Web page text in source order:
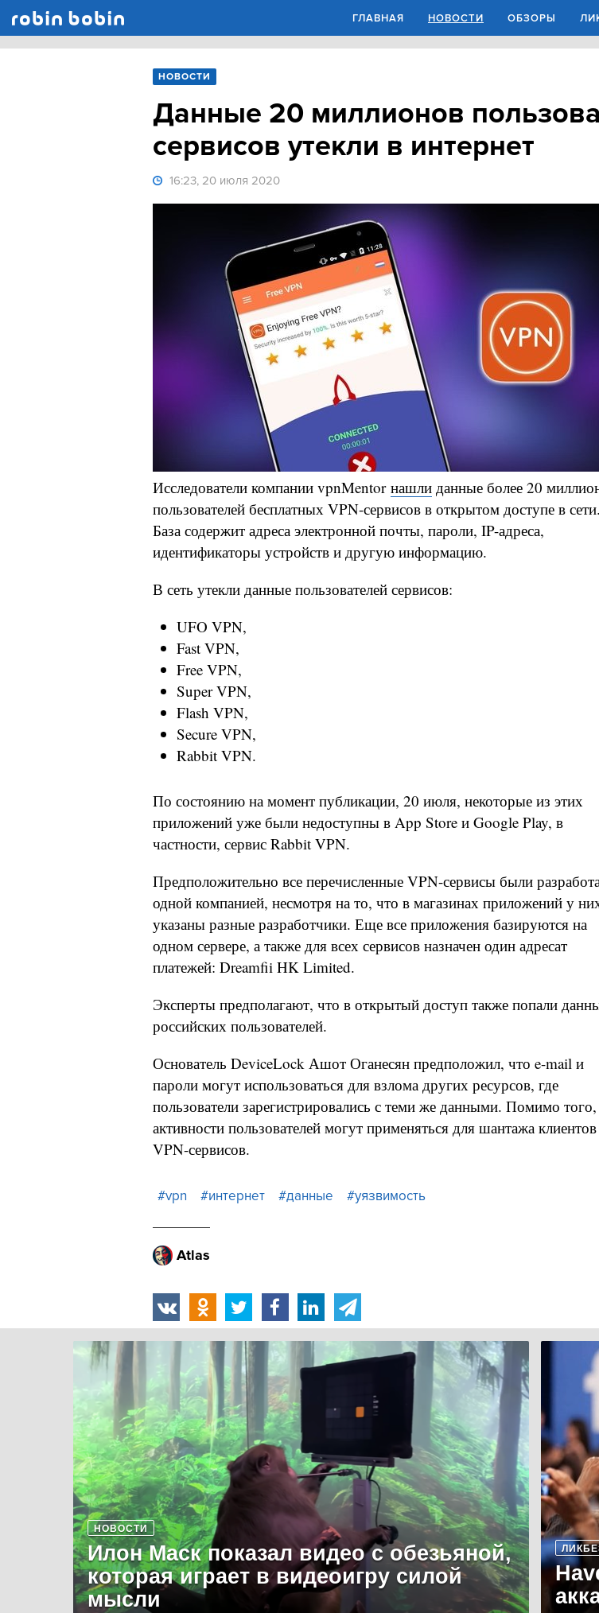
ГЛАВНАЯ НОВОСТИ ОБЗОРЫ
НОВОСТИ
Данные 20 миллионов
сервисов утекли в интернет
16:23, 20 июля 2020
Исследователи компании vpnMentor нашли данные более 20
пользователей бесплатных VPN-сервисов в открытом доступе в сети.
База содержит адреса электронной почты, пароли, IP-адреса,
идентификаторы устройств и другую информацию.
В сеть утекли данные пользователей сервисов:
UFO VPN,
Fast VPN,
Free VPN,
Super VPN,
Flash VPN,
Secure VPN,
Rabbit VPN.
По состоянию на момент публикации, 20 июля, некоторые из этих
приложений уже были недоступны в App Store и Google Play, в
частности, сервис Rabbit VPN.
Предположительно все перечисленные VPN-сервисы были
одной компанией, несмотря на то, что в магазинах приложений у
указаны разные разработчики. Еще все приложения базируются на
одном сервере, а также для всех сервисов назначен один адресат
платежей: Dreamfii HK Limited.
Эксперты предполагают, что в открытый доступ также попали
российских пользователей.
Основатель DeviceLock Ашот Оганесян предположил, что e-mail и
пароли могут использоваться для взлома других ресурсов, где
пользователи зарегистрировались с теми же данными. Помимо
активности пользователей могут применяться для шантажа клиентов
VPN-сервисов.
#vpn #интернет #данные #уязвимость
Atlas
НОВОСТИ
Илон Маск показал видео с обезьяной,
которая играет в видеоигру силой
мысли